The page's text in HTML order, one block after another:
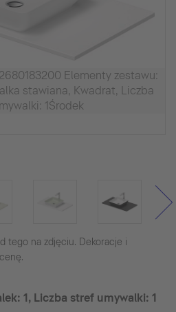
Elementy zestawu:
stawiana, Kwadrat, Liczba
1Środek
tego na zdjęciu. Dekoracje i
1, Liczba stref umywalki: 1